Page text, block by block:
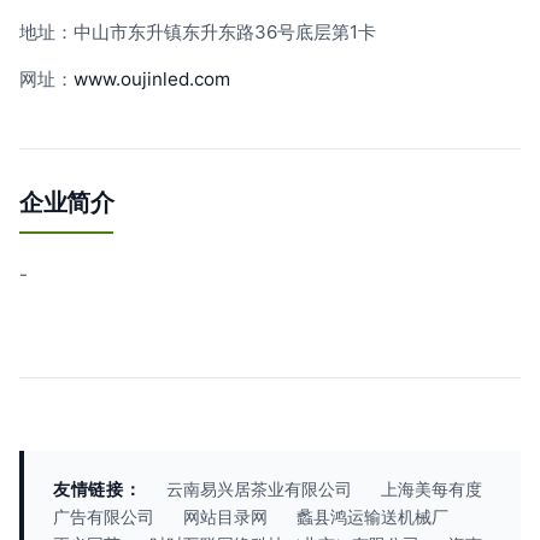
地址：中山市东升镇东升东路36号底层第1卡
网址： www.oujinled.com
企业简介
-
友情链接： 云南易兴居茶业有限公司
上海美每有度
广告有限公司
网站目录网
蠡县鸿运输送机械厂